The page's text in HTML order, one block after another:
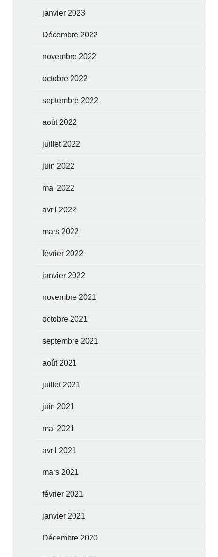
janvier 2023
Décembre 2022
novembre 2022
octobre 2022
septembre 2022
août 2022
juillet 2022
juin 2022
mai 2022
avril 2022
mars 2022
février 2022
janvier 2022
novembre 2021
octobre 2021
septembre 2021
août 2021
juillet 2021
juin 2021
mai 2021
avril 2021
mars 2021
février 2021
janvier 2021
Décembre 2020